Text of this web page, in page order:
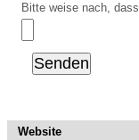
Bitte weise nach,
Website